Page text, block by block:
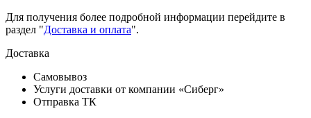
Для получения более подробной информации перейдите в
раздел "Доставка и оплата".
Доставка
Самовывоз
Услуги доставки от компании «Сиберг»
Отправка ТК